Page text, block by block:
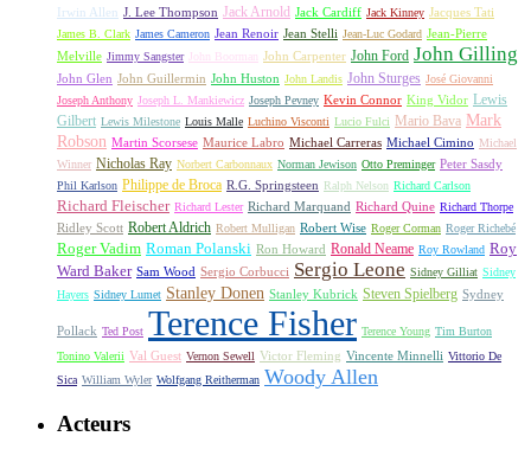
Irwin Allen J. Lee Thompson Jack Arnold Jack Cardiff Jack Kinney Jacques Tati
James B. Clark James Cameron Jean Renoir Jean Stelli Jean-Luc Godard Jean-Pierre
Melville Jimmy Sangster John Boorman John Carpenter John Ford John Gilling
John Glen John Guillermin John Huston John Landis John Sturges José Giovanni
Joseph Anthony Joseph L. Mankiewicz Joseph Pevney Kevin Connor King Vidor Lewis
Gilbert Lewis Milestone Louis Malle Luchino Visconti Lucio Fulci Mario Bava Mark
Robson Martin Scorsese Maurice Labro Michael Carreras Michael Cimino Michael
Winner Nicholas Ray Norbert Carbonnaux Norman Jewison Otto Preminger Peter Sasdy
Phil Karlson Philippe de Broca R.G. Springsteen Ralph Nelson Richard Carlson
Richard Fleischer Richard Lester Richard Marquand Richard Quine Richard Thorpe
Ridley Scott Robert Aldrich Robert Mulligan Robert Wise Roger Corman Roger Richebé
Roger Vadim Roman Polanski Ron Howard Ronald Neame Roy Rowland Roy
Ward Baker Sam Wood Sergio Corbucci Sergio Leone Sidney Gilliat Sidney
Hayers Sidney Lumet Stanley Donen Stanley Kubrick Steven Spielberg Sydney
Pollack Ted Post Terence Fisher Terence Young Tim Burton
Tonino Valerii Val Guest Vernon Sewell Victor Fleming Vincente Minnelli Vittorio De
Sica William Wyler Wolfgang Reitherman Woody Allen
Acteurs